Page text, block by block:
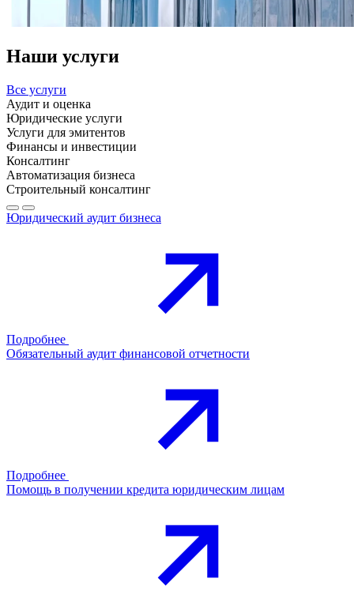
Наши услуги
Все услуги
Аудит и оценка
Юридические услуги
Услуги для эмитентов
Финансы и инвестиции
Консалтинг
Автоматизация бизнеса
Строительный консалтинг
Юридический аудит бизнеса
Подробнее
Обязательный аудит финансовой отчетности
Подробнее
Помощь в получении кредита юридическим лицам